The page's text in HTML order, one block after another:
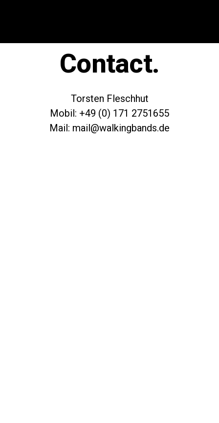
Contact.
Torsten Fleschhut
Mobil: +49 (0) 171 2751655
Mail: mail@walkingbands.de